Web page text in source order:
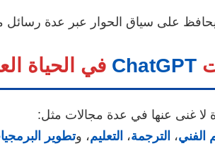
على سياق الحوار عبر عدة رسائل
ChatGPT في الحياة
لا غنى عنها في عدة مجالات مثل:
الفني، الترجمة، التعليم، وتطوير